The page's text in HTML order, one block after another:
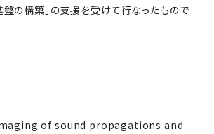
の構築」の支援を受けて行なったもので
of sound propagations and